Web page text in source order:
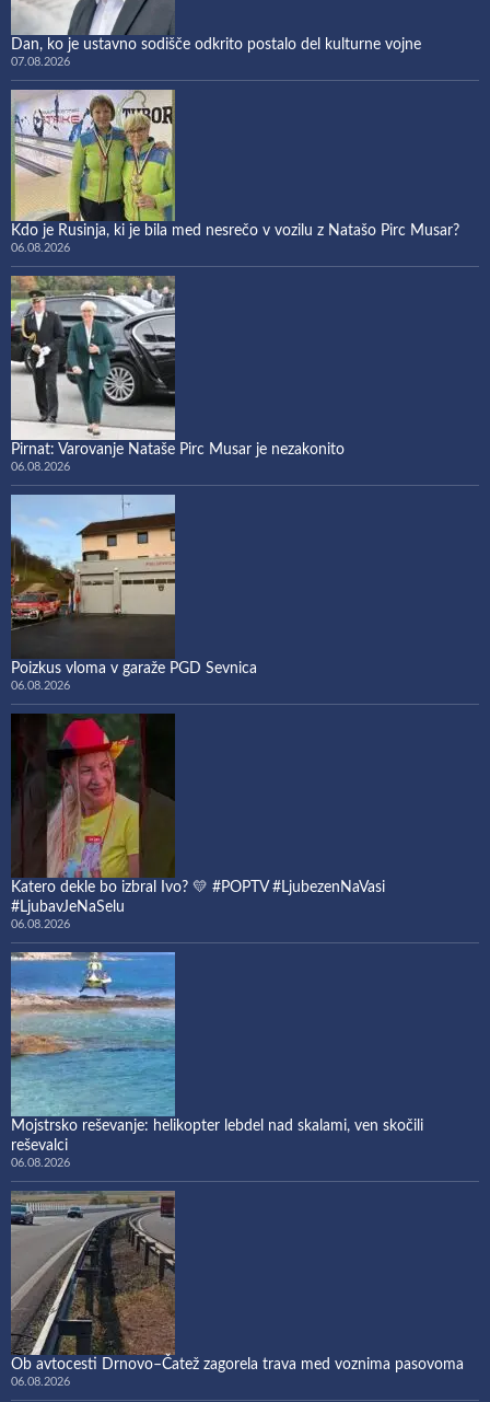
Dan, ko je ustavno sodišče odkrito postalo del kulturne vojne
07.08.2026
Kdo je Rusinja, ki je bila med nesrečo v vozilu z Natašo Pirc Musar?
06.08.2026
Pirnat: Varovanje Nataše Pirc Musar je nezakonito
06.08.2026
Poizkus vloma v garaže PGD Sevnica
06.08.2026
Katero dekle bo izbral Ivo? 💛 #POPTV #LjubezenNaVasi
#LjubavJeNaSelu
06.08.2026
Mojstrsko reševanje: helikopter lebdel nad skalami, ven skočili
reševalci
06.08.2026
Ob avtocesti Drnovo–Čatež zagorela trava med voznima pasovoma
06.08.2026